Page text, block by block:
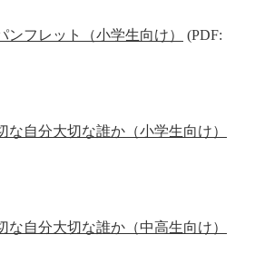
ンフレット（小学生向け）
(PDF:
な自分大切な誰か（小学生向け）
な自分大切な誰か（中高生向け）